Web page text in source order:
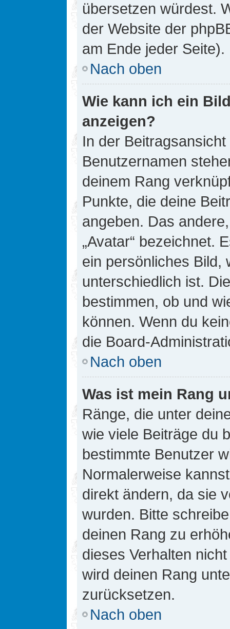
übersetzen würdest.
der Website der
am Ende jeder Seite).
Nach oben
Wie kann ich ein
anzeigen?
In der
Benutzernamen
deinem Rang
Punkte, die deine
angeben. Das
„Avatar“ bezeichnet.
ein persönliches Bild,
unterschiedlich ist.
bestimmen, ob und
können. Wenn du
die Board-
Nach oben
Was ist mein Rang
Ränge, die unter
wie viele Beiträge du
bestimmte Benutzer
Normalerweise
direkt ändern, da sie
wurden. Bitte
deinen Rang zu
dieses Verhalten
wird deinen Rang
zurücksetzen.
Nach oben